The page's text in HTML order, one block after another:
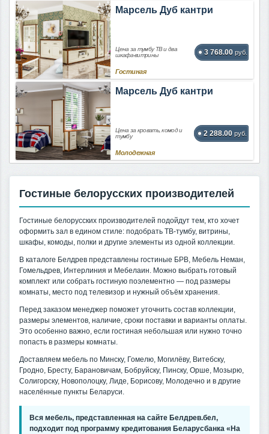
Марсель Дуб кантри
Цена за тумбу ТВ и два
шкафа-витрины
3 768.00 руб.
Гостиная
Марсель Дуб кантри
Цена за кровать, комод и
тумбу
2 288.00 руб.
Молодежная
Гостиные белорусских производителей
Гостиные белорусских производителей подойдут тем, кто хочет
оформить зал в едином стиле: подобрать ТВ-тумбу, витрины,
шкафы, комоды, полки и другие элементы из одной коллекции.
В каталоге Белдрев представлены гостиные БРВ, Мебель Неман,
Гомельдрев, Интерлиния и Мебелаин. Можно выбрать готовый
комплект или собрать гостиную поэлементно — под размеры
комнаты, место под телевизор и нужный объём хранения.
Перед заказом менеджер поможет уточнить состав коллекции,
размеры элементов, наличие, сроки поставки и варианты оплаты.
Это особенно важно, если гостиная небольшая или нужно точно
попасть в размеры комнаты.
Доставляем мебель по Минску, Гомелю, Могилёву, Витебску,
Гродно, Бресту, Барановичам, Бобруйску, Пинску, Орше, Мозырю,
Солигорску, Новополоцку, Лиде, Борисову, Молодечно и в другие
населённые пункты Беларуси.
Вся мебель, представленная на сайте Белдрев.бел,
подходит под программу кредитования Беларусбанка «На